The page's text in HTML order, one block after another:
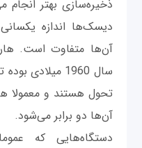
ذخیره‌سازی بهتر
دیسک‌ها اندازه
آن‌ها متفاوت است.
سال 1960
تحول هستند و معمولا
آن‌ها دو برابر می‌شود.
دستگاه‌هایی که